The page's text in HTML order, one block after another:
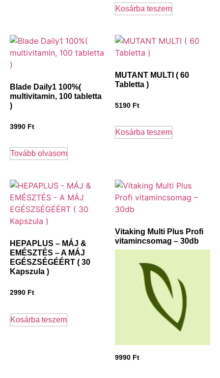
Kosárba teszem
Blade Daily1 100%(
multivitamin, 100 tabletta
)
3990 Ft
Tovább olvasom
MUTANT MULTI ( 60
Tabletta )
5190 Ft
Kosárba teszem
HEPAPLUS – MÁJ &
EMÉSZTÉS – A MÁJ
EGÉSZSÉGÉÉRT ( 30
Kapszula )
2990 Ft
Kosárba teszem
Vitaking Multi Plus Profi
vitamincsomag – 30db
9990 Ft